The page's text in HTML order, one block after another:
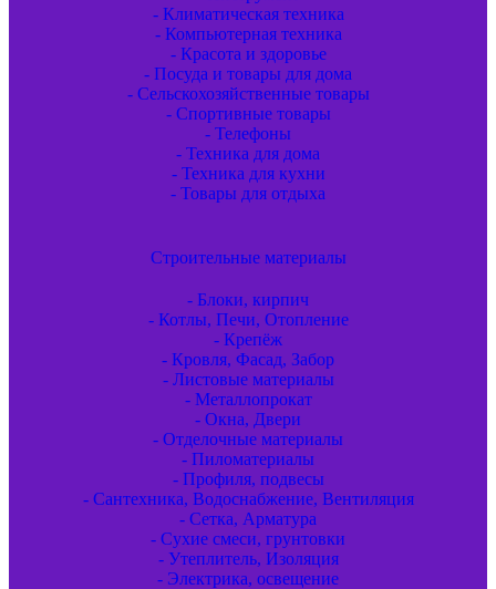
- Климатическая техника
- Компьютерная техника
- Красота и здоровье
- Посуда и товары для дома
- Сельскохозяйственные товары
- Спортивные товары
- Телефоны
- Техника для дома
- Техника для кухни
- Товары для отдыха
Строительные материалы
- Блоки, кирпич
- Котлы, Печи, Отопление
- Крепёж
- Кровля, Фасад, Забор
- Листовые материалы
- Металлопрокат
- Окна, Двери
- Отделочные материалы
- Пиломатериалы
- Профиля, подвесы
- Сантехника, Водоснабжение, Вентиляция
- Сетка, Арматура
- Сухие смеси, грунтовки
- Утеплитель, Изоляция
- Электрика, освещение